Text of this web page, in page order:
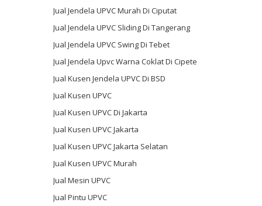
Jual Jendela UPVC Murah Di Ciputat
Jual Jendela UPVC Sliding Di Tangerang
Jual Jendela UPVC Swing Di Tebet
Jual Jendela Upvc Warna Coklat Di Cipete
Jual Kusen Jendela UPVC Di BSD
Jual Kusen UPVC
Jual Kusen UPVC Di Jakarta
Jual Kusen UPVC Jakarta
Jual Kusen UPVC Jakarta Selatan
Jual Kusen UPVC Murah
Jual Mesin UPVC
Jual Pintu UPVC